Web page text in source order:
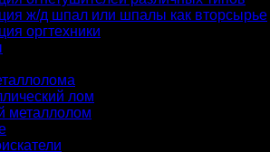
ж/д шпал или шпалы как вторсырье
оргтехники
лом
металлолом